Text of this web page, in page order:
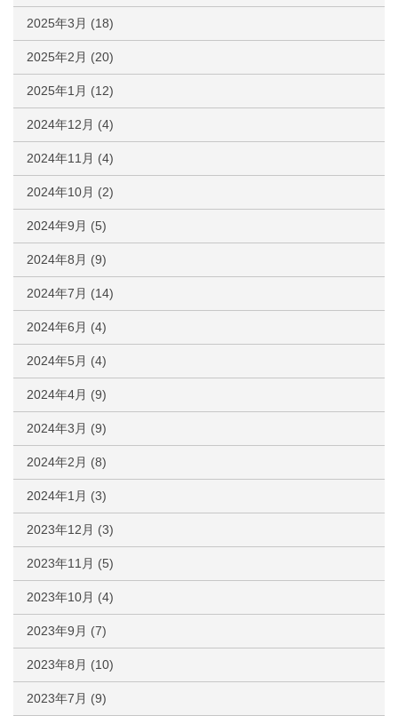
2025年3月 (18)
2025年2月 (20)
2025年1月 (12)
2024年12月 (4)
2024年11月 (4)
2024年10月 (2)
2024年9月 (5)
2024年8月 (9)
2024年7月 (14)
2024年6月 (4)
2024年5月 (4)
2024年4月 (9)
2024年3月 (9)
2024年2月 (8)
2024年1月 (3)
2023年12月 (3)
2023年11月 (5)
2023年10月 (4)
2023年9月 (7)
2023年8月 (10)
2023年7月 (9)